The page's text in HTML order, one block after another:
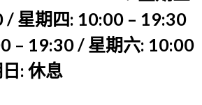
/ 星期四: 10:00 – 19:30
– 19:30 / 星期六: 10:00
: 休息